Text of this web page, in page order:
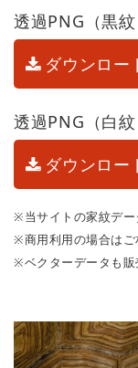
透過PNG（黒紋
ダウンロー
透過PNG（白紋
ダウンロー
※当サイトの家紋デー
※商用利用の場合はご
※ベクターデータも販